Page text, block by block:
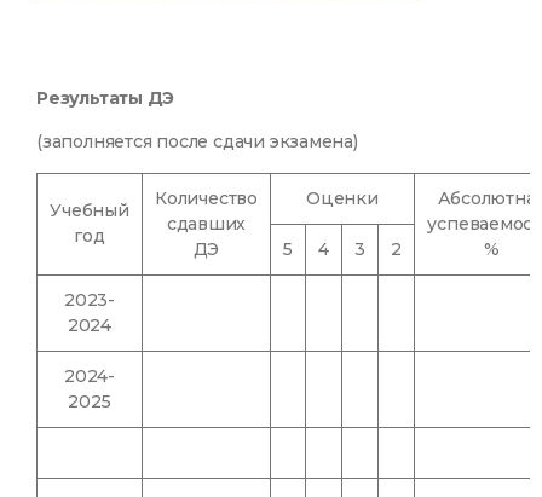
Результаты ДЭ
(заполняется после сдачи экзамена)
Учебный
год
Количество
сдавших
ДЭ
Оценки
%
5 4 3 2
2023-
2024
2024-
2025